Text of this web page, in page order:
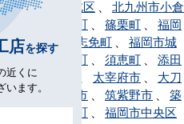
九州市小倉北区
北九州市小倉
南区
小竹町 篠栗町
福岡
市早良区
志免町
福岡市城
南区、新宮町 須恵町
添田
町、 太宰府市
大刀
洗町 、 筑後市 筑紫野市
築
上町、筑前町
福岡市中央区
店を探す
近くに
ます。